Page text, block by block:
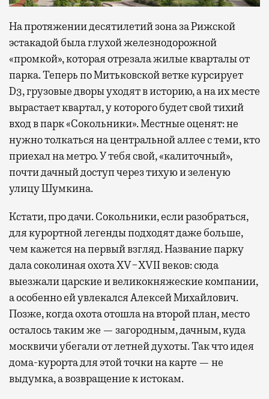
На протяжении десятилетий зона за Рижской
эстакадой была глухой железнодорожной
«промкой», которая отрезала жилые кварталы от
парка. Теперь по Митьковской ветке курсирует
D3, грузовые дворы уходят в историю, а на их месте
вырастает квартал, у которого будет свой тихий
вход в парк «Сокольники». Местные оценят: не
нужно толкаться на центральной аллее с теми, кто
приехал на метро. У тебя свой, «калиточный»,
почти дачный доступ через тихую и зеленую
улицу Шумкина.
Кстати, про дачи. Сокольники, если разобраться,
для курортной легенды подходят даже больше,
чем кажется на первый взгляд. Название парку
дала соколиная охота XV−XVII веков: сюда
выезжали царские и великокняжеские компании,
а особенно ей увлекался Алексей Михайлович.
Позже, когда охота отошла на второй план, место
осталось таким же — загородным, дачным, куда
москвичи убегали от летней духоты. Так что идея
дома-курорта для этой точки на карте — не
выдумка, а возвращение к истокам.